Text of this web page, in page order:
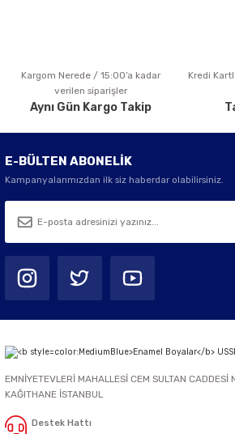
Gönder
Kargom Nerede / 15:00’a kadar
verilen siparişler
Aynı Gün Kargo Takip
Kredi
E-BÜLTEN ABONELİK
Kampanyalarımızdan ilk siz haberdar olabilirsiniz.
EMNİYETEVLERİ MAHALLESİ CEM SULTAN
KAĞITHANE İSTANBUL
Destek Hattı